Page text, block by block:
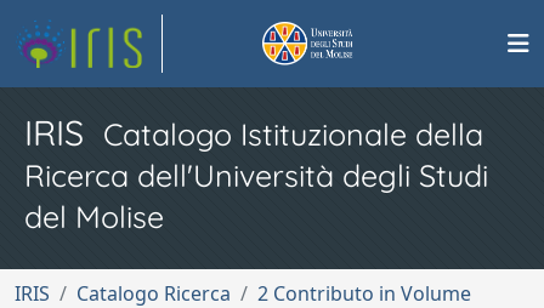
IRIS Catalogo Istituzionale della
Ricerca dell'Università degli Studi
del Molise
IRIS Catalogo Ricerca
2 Contributo in Volume